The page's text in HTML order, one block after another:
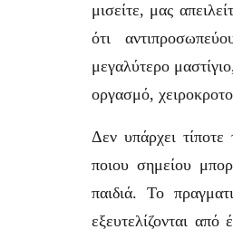
μισείτε, μας
ότι
μεγαλύτερο
οργασμό,
Δεν υπάρχει
ποιου σημείου
παιδιά. Το
εξευτελίζονται